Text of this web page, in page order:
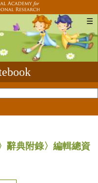
☰
辭典附錄〉編輯總資